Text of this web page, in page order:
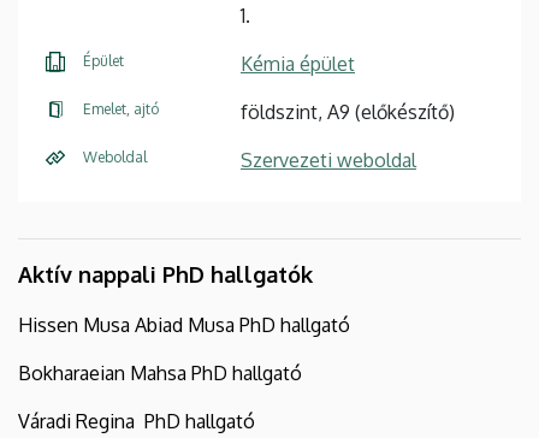
1.
Épület Kémia épület
Emelet, ajtó földszint, A9 (előkészítő)
Weboldal Szervezeti weboldal
Aktív nappali PhD hallgatók
Hissen Musa Abiad Musa PhD hallgató
Bokharaeian Mahsa PhD hallgató
Váradi Regina PhD hallgató